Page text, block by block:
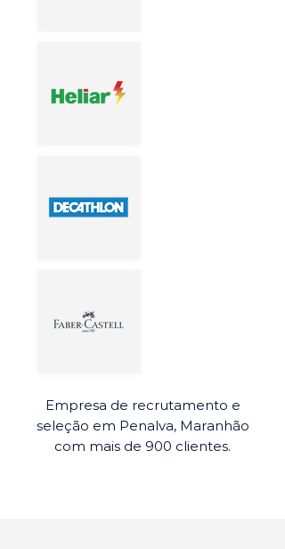
Empresa de recrutamento e
seleção em Penalva, Maranhão
com mais de 900 clientes.